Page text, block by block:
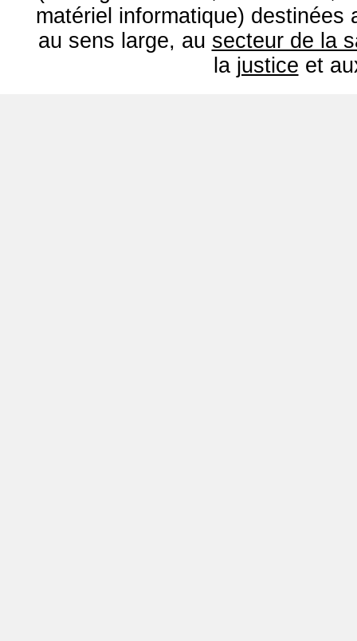
matériel informatique) destinées
au sens large, au secteur de la
la justice et